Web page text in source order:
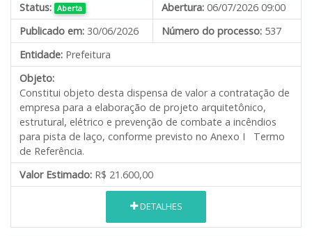
Status: Aberta Abertura: 06/07/2026 09:00
Publicado em: 30/06/2026 Número do processo: 537
Entidade: Prefeitura
Objeto:
Constitui objeto desta dispensa de valor a contratação de
empresa para a elaboração de projeto arquitetônico,
estrutural, elétrico e prevenção de combate a incêndios
para pista de laço, conforme previsto no Anexo I Termo
de Referência.
Valor Estimado: R$ 21.600,00
DETALHES